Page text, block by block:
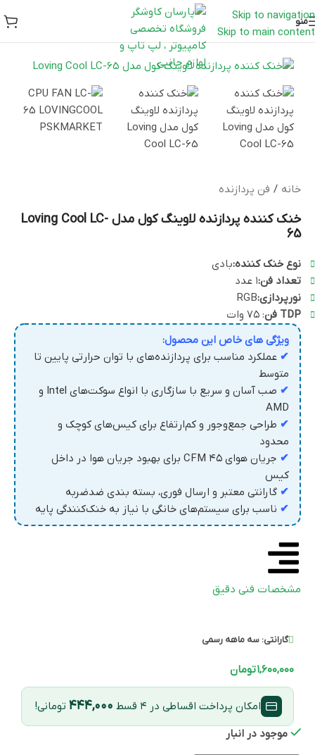
Skip to navigation
Skip to main content
منو
خانه / فن پردازنده
خنک‌ کننده پردازنده لاوینگ کول مدل Loving Cool LC-
65
نوع خنک کننده:بادی
تعداد فن:۱ عدد
نورپردازی:RGB
TDP فن
: ۷۵ وات
ویژگی های خاص این محصول:
✔ عملکرد مناسب برای پردازنده‌های با توان حرارتی پایین تا
متوسط
✔
صب آسان و سریع با سازگاری با انواع سوکت‌های Intel و
AMD
✔ طراحی جمع‌وجور و کم‌ارتفاع برای کیس‌های کوچک و
محدود
✔
جریان هوای ۴۵ CFM برای بهبود جریان هوا در داخل
کیس
✔ گارانتی معتبر و ارسال فوری، بسته بندی ضدضربه
✔ ناسب برای سیستم‌های خانگی با نیاز به خنک‌کنندگی پایه
مشخصات فنی دقیق
گارانتی: سه ماهه رسمی
۱,۶۰۰,۰۰۰تومان
امکان پرداخت اقساطی در ۴ قسط ۴۴۴,۰۰۰ تومانی!
موجود در انبار